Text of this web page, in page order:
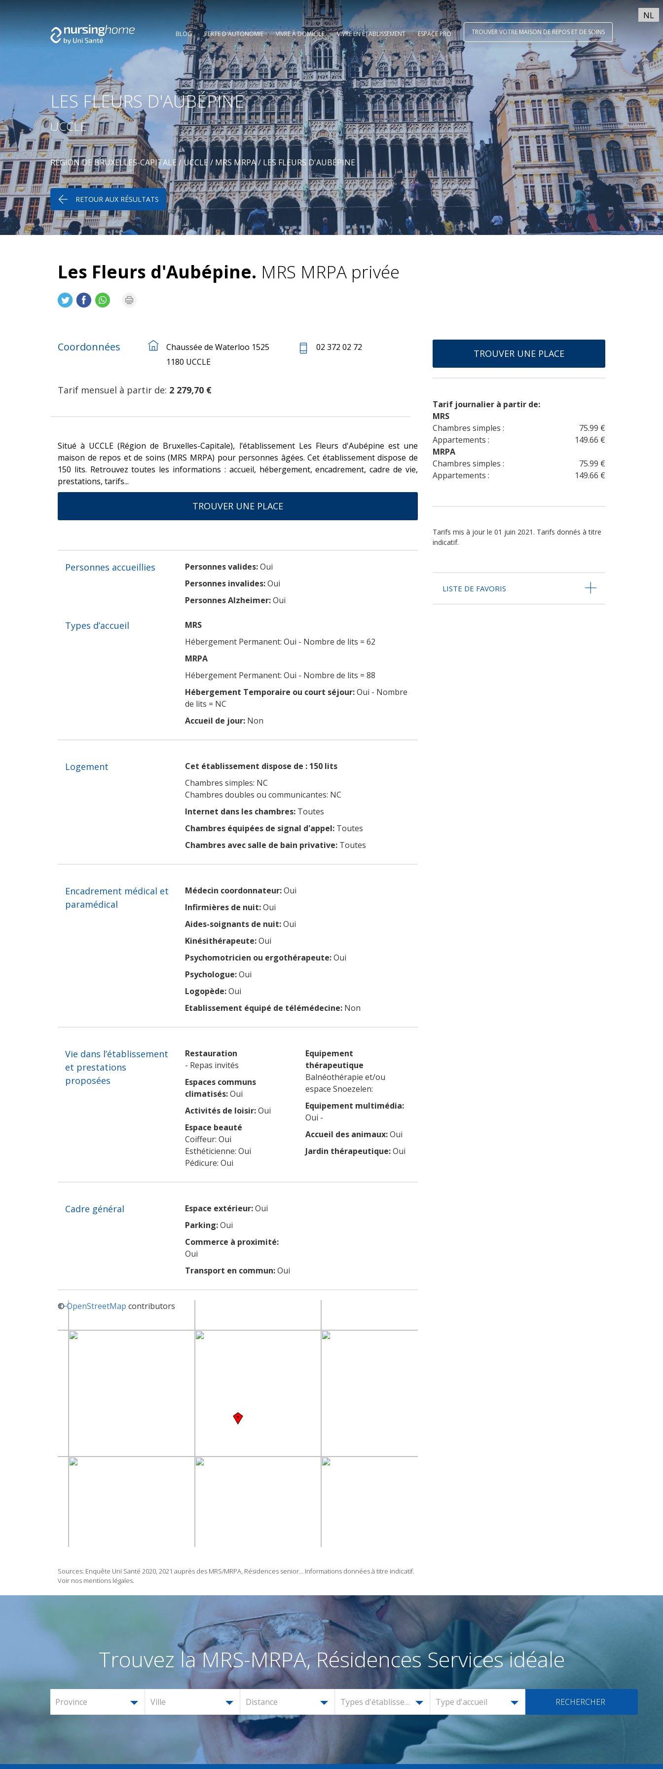
NL
BLOG PERTE D'AUTONOMIE VIVRE À DOMICILE VIVRE EN ÉTABLISSEMENT ESPACE PRO TROUVER VOTRE MAISON DE REPOS ET DE SOINS
LES FLEURS D'AUBÉPINE
UCCLE
RÉGION DE BRUXELLES-CAPITALE/UCCLE/ MRS MRPA/ LES FLEURS D'AUBÉPINE
RETOUR AUX RÉSULTATS
Les Fleurs d'Aubépine. MRS MRPA privée
Coordonnées
Chaussée de Waterloo 1525
1180 UCCLE
02 372 02 72
Tarif mensuel à partir de: 2 279,70 €
Situé à UCCLE (Région de Bruxelles-Capitale), l’établissement Les Fleurs d'Aubépine est une
maison de repos et de soins (MRS MRPA) pour personnes âgées. Cet établissement dispose de
150 lits. Retrouvez toutes les informations : accueil, hébergement, encadrement, cadre de vie,
prestations, tarifs...
TROUVER UNE PLACE
Personnes accueillies Personnes valides:Oui
Personnes invalides:Oui
Personnes Alzheimer:Oui
Types d’accueil
MRS
Hébergement Permanent: Oui - Nombre de lits = 62
MRPA
Hébergement Permanent: Oui - Nombre de lits = 88
Hébergement Temporaire ou court séjour:Oui - Nombre
de lits = NC
Accueil de jour: Non
Logement
Cet établissement dispose de : 150 lits
Chambres simples: NC
Chambres doubles ou communicantes: NC
Internet dans les chambres: Toutes
Chambres équipées de signal d'appel: Toutes
Chambres avec salle de bain privative: Toutes
Encadrement médical et
paramédical
Médecin coordonnateur:Oui
Infirmières de nuit:Oui
Aides-soignants de nuit:Oui
Kinésithérapeute:Oui
Psychomotricien ou ergothérapeute:Oui
Psychologue:Oui
Logopède:Oui
Etablissement équipé de télémédecine: Non
Vie dans l’établissement
et prestations
proposées
Restauration
- Repas invités
Espaces communs
climatisés:Oui
Activités de loisir:Oui
Espace beauté
Coiffeur: Oui
Esthéticienne: Oui
Pédicure: Oui
Equipement
thérapeutique
Balnéothérapie et/ou
espace Snoezelen:
Equipement multimédia:
Oui -
Accueil des animaux:Oui
Jardin thérapeutique:Oui
Cadre général Espace extérieur:Oui
Parking:Oui
Commerce à proximité:
Oui
Transport en commun:Oui
+−
©OpenStreetMap contributors
Sources: Enquête Uni Santé 2020, 2021 auprès des MRS/MRPA, Résidences senior... Informations données à titre indicatif.
Voir nos mentions légales.
TROUVER UNE PLACE
Tarif journalier à partir de:
MRS
Chambres simples :
75.99 €
Appartements :
149.66 €
MRPA
Chambres simples :
75.99 €
Appartements :
149.66 €
Tarifs mis à jour le 01 juin 2021. Tarifs donnés à titre
indicatif.
LISTE DE FAVORIS
Trouvez la MRS-MRPA, Résidences Services idéale
Province Ville Distance Types d'établissement Type d'accueil RECHERCHER